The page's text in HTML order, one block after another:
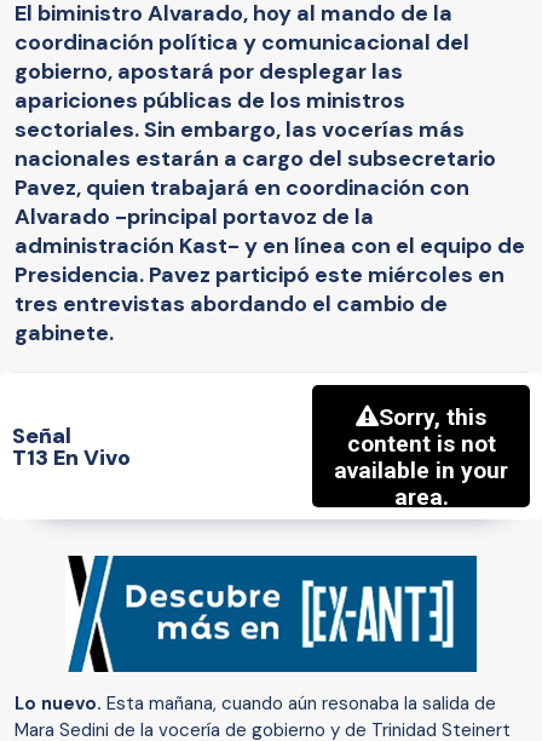
El biministro Alvarado, hoy al mando de la
coordinación política y comunicacional del
gobierno, apostará por desplegar las
apariciones públicas de los ministros
sectoriales. Sin embargo, las vocerías más
nacionales estarán a cargo del subsecretario
Pavez, quien trabajará en coordinación con
Alvarado -principal portavoz de la
administración Kast- y en línea con el equipo de
Presidencia. Pavez participó este miércoles en
tres entrevistas abordando el cambio de
gabinete.
Señal
T13 En Vivo
Lo nuevo. Esta mañana, cuando aún resonaba la salida de
Mara Sedini de la vocería de gobierno y de Trinidad Steinert